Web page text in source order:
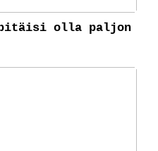
olla paljon